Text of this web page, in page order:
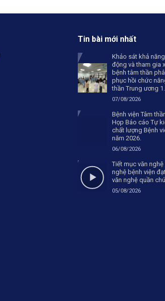
Tin bài mới nhất
Khảo sát khả
động và tham gia
bệnh tâm thần
phục hồi chức
thần Trung ương 1.
07/08/2026
Bệnh viện Tâm
Họp Báo cáo Tự
chất lượng Bệnh
năm 2026.
06/08/2026
Tiết mục văn
nghệ bệnh viện
văn nghệ quần
05/08/2026